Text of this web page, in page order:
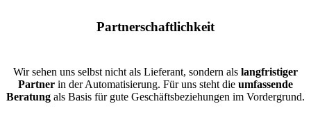
Partnerschaftlichkeit
Wir sehen uns selbst nicht als Lieferant, sondern als langfristiger
Partner in der Automatisierung. Für uns steht die umfassende
Beratung als Basis für gute Geschäftsbeziehungen im Vordergrund.